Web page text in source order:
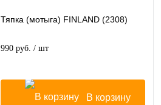
Тяпка (мотыга) FINLAND (2308)
990 руб. / шт
В корзину